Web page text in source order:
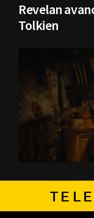
Revelan
Tolkien